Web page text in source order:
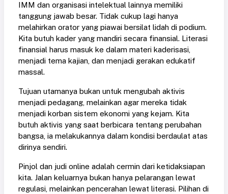
IMM dan organisasi intelektual lainnya memiliki
tanggung jawab besar. Tidak cukup lagi hanya
melahirkan orator yang piawai bersilat lidah di podium.
Kita butuh kader yang mandiri secara finansial. Literasi
finansial harus masuk ke dalam materi kaderisasi,
menjadi tema kajian, dan menjadi gerakan edukatif
massal.
Tujuan utamanya bukan untuk mengubah aktivis
menjadi pedagang, melainkan agar mereka tidak
menjadi korban sistem ekonomi yang kejam. Kita
butuh aktivis yang saat berbicara tentang perubahan
bangsa, ia melakukannya dalam kondisi berdaulat atas
dirinya sendiri.
Pinjol dan judi online adalah cermin dari ketidaksiapan
kita. Jalan keluarnya bukan hanya pelarangan lewat
regulasi, melainkan pencerahan lewat literasi. Pilihan di